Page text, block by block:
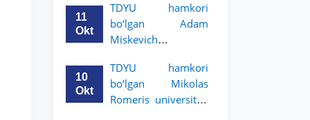
uchun akademik
mobillik dasturini
e’lon qildi
11
Okt
TDYU hamkori
bo‘lgan Adam
Miskevich
bosqich talabalari
uchun akademik
mobillik dasturini
10
Okt
TDYU hamkori
bo‘lgan Mikolas
Romeris universiteti